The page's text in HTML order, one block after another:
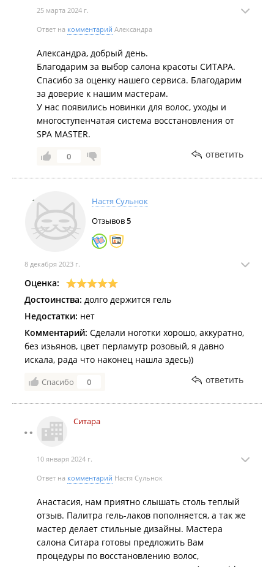
25 марта 2024 г.
Ответ на комментарий Александра
Александра, добрый день.
Благодарим за выбор салона красоты СИТАРА.
Спасибо за оценку нашего сервиса. Благодарим
за доверие к нашим мастерам.
У нас появились новинки для волос, уходы и
многоступенчатая система восстановления от
SPA MASTER.
0 ответить
Настя Сульнок
Отзывов5
8 декабря 2023 г.
Оценка:
Достоинства: долго держится гель
Недостатки: нет
Комментарий: Сделали ноготки хорошо, аккуратно,
без изьянов, цвет перламутр розовый, я давно
искала, рада что наконец нашла здесь))
Спасибо 0 ответить
Ситара
10 января 2024 г.
Ответ на комментарий Настя Сульнок
Анастасия, нам приятно слышать столь теплый
отзыв. Палитра гель-лаков пополняется, а так же
мастер делает стильные дизайны. Мастера
салона Ситара готовы предложить Вам
процедуры по восстановлению волос,